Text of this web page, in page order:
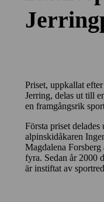
Priset, uppkallat
Jerring, delas ut till
en framgångsrik
Första priset
alpinskidåkaren
Magdalena Forsberg
fyra. Sedan år 2000
är instiftat av